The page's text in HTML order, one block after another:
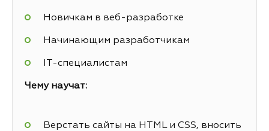
Новичкам в веб-разработке
Начинающим разработчикам
IT-специалистам
Чему научат:
Верстать сайты на HTML и CSS, вносить